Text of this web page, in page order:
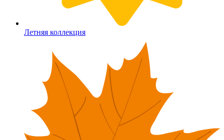
Летняя коллекция